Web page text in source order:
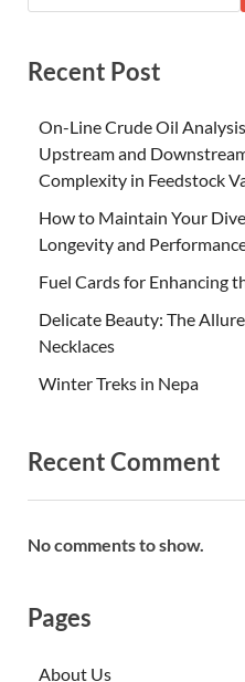
Recent Post
On-Line Crude Oil
Upstream and
Complexity in Feedstock
How to Maintain Your
Longevity and
Fuel Cards for Enhancing
Delicate Beauty: The
Necklaces
Winter Treks in Nepa
Recent Comment
No comments to show.
Pages
About Us